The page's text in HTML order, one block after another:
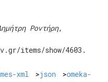
Ροντήρη,
items/show/4603 .
xml json
omeka-